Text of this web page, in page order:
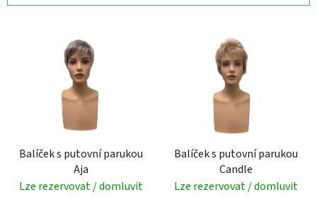
í
Balíček s putovní parukou
Aja
Lze rezervovat / domluvit
Balíček s putovní parukou
Candle
Lze rezervovat / domluvit